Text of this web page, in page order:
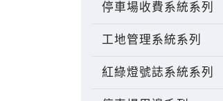
停車場收費系統系列
工地管理系統系列
紅綠燈號誌系統系列